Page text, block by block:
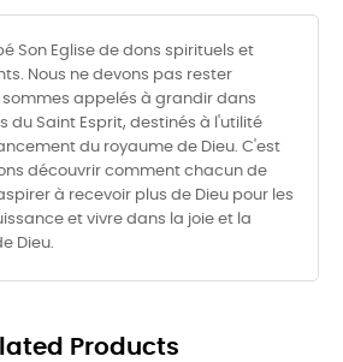
Son Eglise de dons spirituels et
Nous ne devons pas rester
appelés à grandir dans
du Saint Esprit, destinés à l'utilité
du royaume de Dieu. C'est
découvrir comment chacun de
à recevoir plus de Dieu pour les
et vivre dans la joie et la
Dieu.
Products